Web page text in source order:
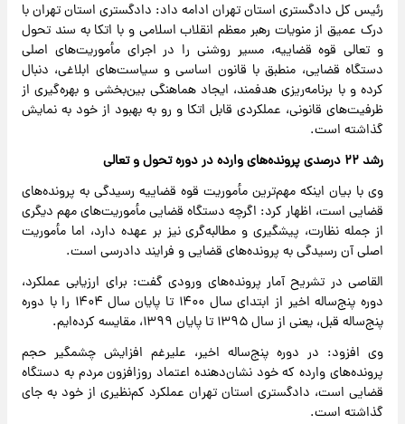
رئیس کل دادگستری استان تهران ادامه داد: دادگستری استان تهران با
درک عمیق از منویات رهبر معظم انقلاب اسلامی و با اتکا به سند تحول
و تعالی قوه قضاییه، مسیر روشنی را در اجرای مأموریت‌های اصلی
دستگاه قضایی، منطبق با قانون اساسی و سیاست‌های ابلاغی، دنبال
کرده و با برنامه‌ریزی هدفمند، ایجاد هماهنگی بین‌بخشی و بهره‌گیری از
ظرفیت‌های قانونی، عملکردی قابل اتکا و رو به بهبود از خود به نمایش
گذاشته است.
رشد ۲۲ درصدی پرونده‌های وارده در دوره تحول و تعالی
وی با بیان اینکه مهم‌ترین مأموریت قوه قضاییه رسیدگی به پرونده‌های
قضایی است، اظهار کرد: اگرچه دستگاه قضایی مأموریت‌های مهم دیگری
از جمله نظارت، پیشگیری و مطالبه‌گری نیز بر عهده دارد، اما مأموریت
اصلی آن رسیدگی به پرونده‌های قضایی و فرایند دادرسی است.
القاصی در تشریح آمار پرونده‌های ورودی گفت: برای ارزیابی عملکرد،
دوره پنج‌ساله اخیر از ابتدای سال ۱۴۰۰ تا پایان سال ۱۴۰۴ را با دوره
پنج‌ساله قبل، یعنی از سال ۱۳۹۵ تا پایان ۱۳۹۹، مقایسه کرده‌ایم.
وی افزود: در دوره پنج‌ساله اخیر، علیرغم افزایش چشمگیر حجم
پرونده‌های وارده که خود نشان‌دهنده اعتماد روزافزون مردم به دستگاه
قضایی است، دادگستری استان تهران عملکرد کم‌نظیری از خود به جای
گذاشته است.